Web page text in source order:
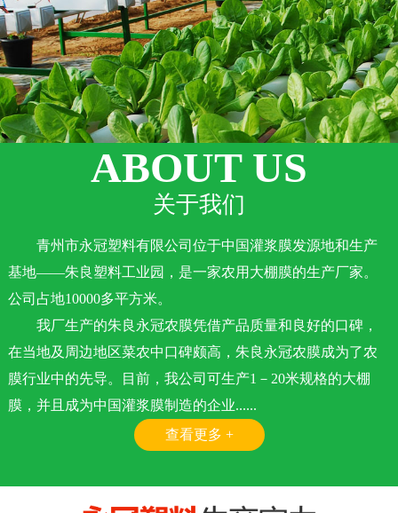
ABOUT US
关于我们
青州市永冠塑料有限公司位于中国灌浆膜发源地和生产
基地——朱良塑料工业园，是一家农用大棚膜的生产厂家。
公司占地10000多平方米。
我厂生产的朱良永冠农膜凭借产品质量和良好的口碑，
在当地及周边地区菜农中口碑颇高，朱良永冠农膜成为了农
膜行业中的先导。目前，我公司可生产1－20米规格的大棚
膜，并且成为中国灌浆膜制造的企业......
查看更多 +